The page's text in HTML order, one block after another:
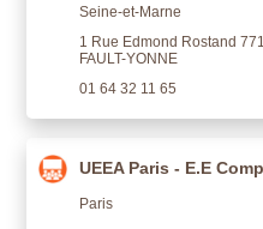
Seine-et-Marne
1 Rue Edmond Rostand
FAULT-YONNE
01 64 32 11 65
UEEA Paris - E.E
Paris